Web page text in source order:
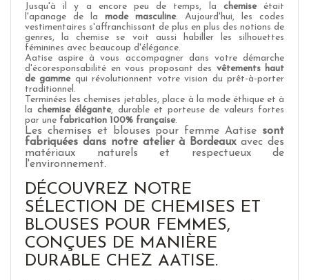
Jusqu'à il y a encore peu de temps, la chemiseétait
l'apanage de la mode masculine. Aujourd'hui, les codes
vestimentaires s'affranchissant de plus en plus des notions de
genres, la chemise se voit aussi habiller les silhouettes
féminines avec beaucoup d'élégance.
Aatise aspire à vous accompagner dans votre démarche
d'écoresponsabilité en vous proposant des vêtements haut
de gammequi révolutionnent votre vision du prêt-à-porter
traditionnel.
Terminées les chemises jetables, place à la mode éthique et à
la chemise élégante, durable et porteuse de valeurs fortes
par une fabrication 100% française.
Les chemises et blouses pour femme Aatise sont
fabriquées dans notre atelier à Bordeauxavec des
matériaux naturels et respectueux de
l'environnement.
DÉCOUVREZ NOTRE
SÉLECTION DE CHEMISES ET
BLOUSES POUR FEMMES,
CONÇUES DE MANIÈRE
DURABLE CHEZ AATISE.